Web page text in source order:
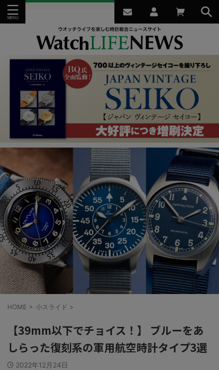
HOME > 小スライド >
【39mm以下でチョイス！】 ブルーをあ
しらった復刻系の軍用航空時計タイプ3選
2022年12月24日